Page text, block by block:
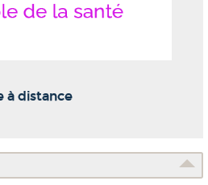
à distance